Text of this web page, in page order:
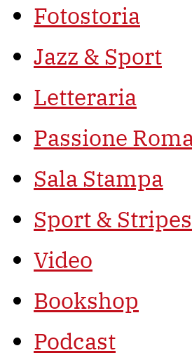
Fotostoria
Jazz & Sport
Letteraria
Passione
Sala Stampa
Sport & Stripes
Video
Bookshop
Podcast